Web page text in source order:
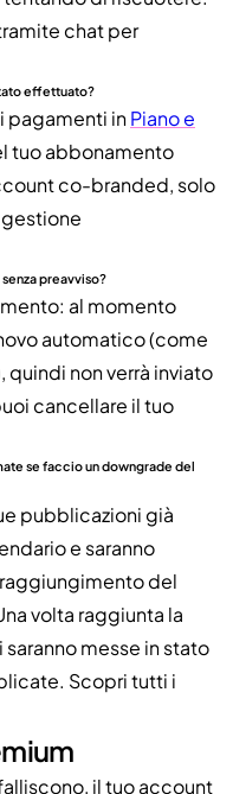
chat per
effettuato?
pagamenti inPiano e
tuo abbonamento
co-branded, solo
preavviso?
al momento
automatico (come
non verrà inviato
cancellare il tuo
se faccio un downgrade del
pubblicazioni già
e saranno
del
volta raggiunta la
messe in stato
Scopri tutti i
il tuo account